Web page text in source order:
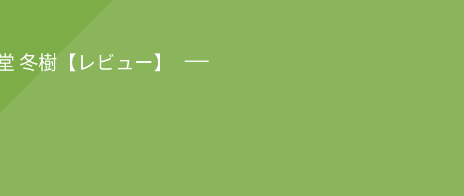
冬樹【レビュー】